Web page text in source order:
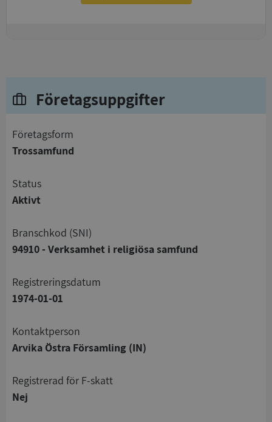
Företagsuppgifter
företagsform
Trossamfund
status
Aktivt
branschkod (SNI)
94910 - Verksamhet i religiösa samfund
registreringsdatum
1974-01-01
Kontaktperson
Arvika Östra Församling (IN)
registrerad för F-skatt
Nej